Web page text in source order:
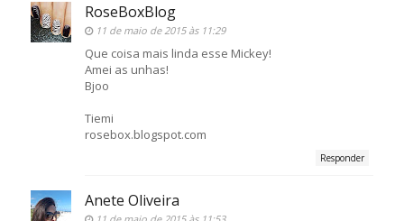
RoseBoxBlog
11 de maio de 2015 às 11:29
Que coisa mais linda esse Mickey!
Amei as unhas!
Bjoo
Tiemi
rosebox.blogspot.com
Responder
Anete Oliveira